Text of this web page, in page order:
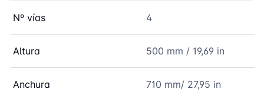
Nº vías 4
Altura 500 mm / 19,69 in
Anchura 710 mm/ 27,95 in